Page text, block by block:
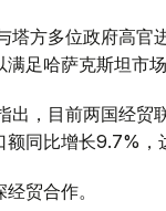
塔方多位政府高
足哈萨克斯坦市
出，目前两国经贸
额同比增长9.7%，
贸合作。